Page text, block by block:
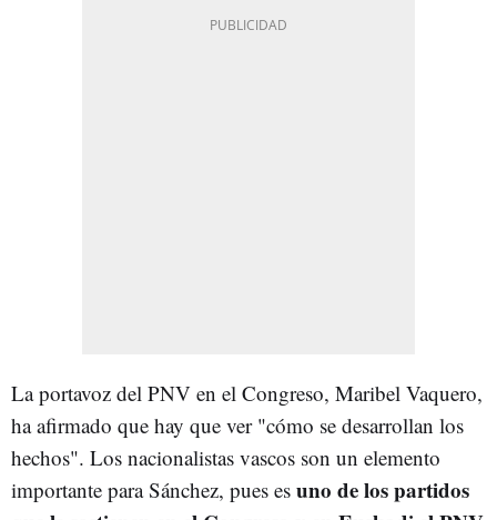
La portavoz del PNV en el Congreso, Maribel Vaquero,
ha afirmado que hay que ver "cómo se desarrollan los
hechos". Los nacionalistas vascos son un elemento
importante para Sánchez, pues es uno de los partidos